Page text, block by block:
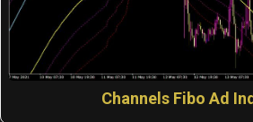
Channels Fibo Ad